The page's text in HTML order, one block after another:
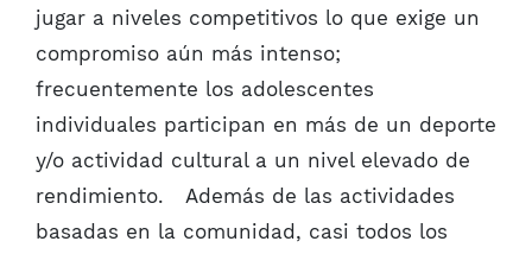
jugar a niveles competitivos lo que exige un
compromiso aún más intenso;
frecuentemente los adolescentes
individuales participan en más de un deporte
y/o actividad cultural a un nivel elevado de
rendimiento. Además de las actividades
basadas en la comunidad, casi todos los